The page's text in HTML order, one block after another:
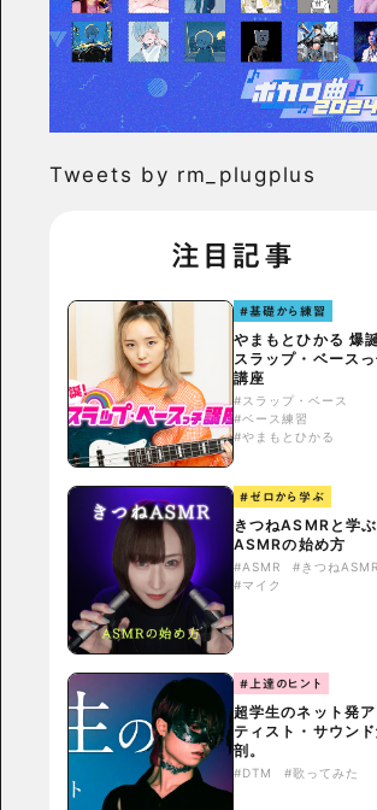
Tweets by rm_plugplus
注目記事
#基礎から練習
やまもとひかる 爆
スラップ・ベース
講座
#スラップ・ベース
#ベース練習
#やまもとひかる
#ゼロから学ぶ
きつねASMRと学ぶ
ASMRの始め方
#ASMR
#きつねASMR
#マイク
#上達のヒント
超学生のネット発
ティスト・サウン
剖。
#DTM #歌ってみた